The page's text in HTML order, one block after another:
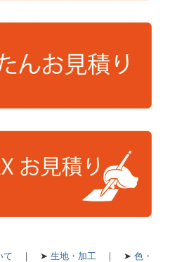
て ｜ ➤ 生地・加工 ｜ ➤ 色・